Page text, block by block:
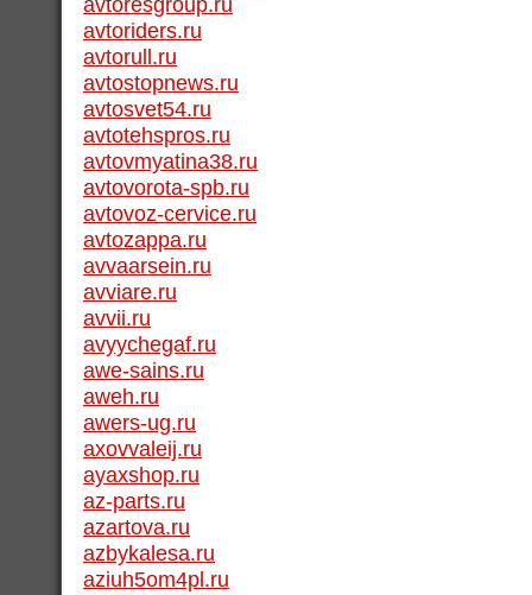
avtoriders.ru
avtorull.ru
avtostopnews.ru
avtosvet54.ru
avtotehspros.ru
avtovmyatina38.ru
avtovorota-spb.ru
avtovoz-cervice.ru
avtozappa.ru
avvaarsein.ru
avviare.ru
avvii.ru
avyychegaf.ru
awe-sains.ru
aweh.ru
awers-ug.ru
axovvaleij.ru
ayaxshop.ru
az-parts.ru
azartova.ru
azbykalesa.ru
aziuh5om4pl.ru